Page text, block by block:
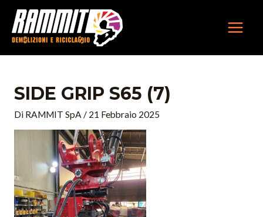
contenuto
SIDE GRIP S65 (7)
Di RAMMIT SpA / 21 Febbraio 2025